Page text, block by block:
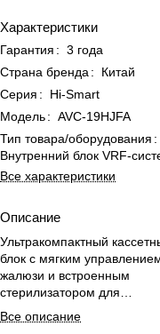
Характеристики
Гарантия : 3 года
Страна бренда :
Китай
Серия :
Hi-Smart
Модель: AVC-19HJFA
Тип товара/оборудования :
Внутренний блок VRF-
Все характеристики
Описание
Ультракомпактный
блок с мягким
жалюзи и встроенным
стерилизатором для
комфортного и чистого
доме.
Все описание